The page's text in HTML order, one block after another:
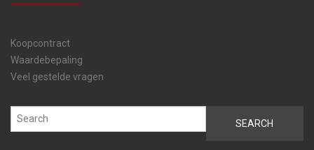
Koopcontract
Waardebepaling
Veel gestelde vragen